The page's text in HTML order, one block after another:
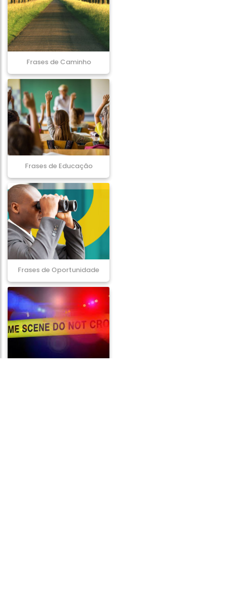
Frases de Caminho
Frases de Educação
Frases de Oportunidade